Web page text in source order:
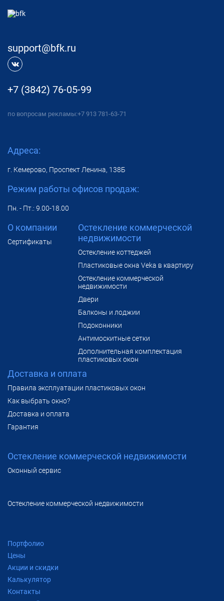
Адреса:
г. Кемерово, Проспект Ленина, 138Б
Режим работы офисов продаж:
Пн. - Пт.: 9.00-18.00
О компании
Сертификаты
Остекление коммерческой
недвижимости
Остекление коттеджей
Пластиковые окна Veka в квартиру
Остекление коммерческой
недвижимости
Двери
Балконы и лоджии
Подоконники
Антимоскитные сетки
Дополнительная комплектация
пластиковых окон
Доставка и оплата
Правила эксплуатации пластиковых окон
Как выбрать окно?
Доставка и оплата
Гарантия
Остекление коммерческой недвижимости
Оконный сервис
Остекление коммерческой недвижимости
support@bfk.ru
+7 (3842) 76-05-99
по вопросам рекламы:+7 913 781-63-71
Портфолио
Цены
Акции и скидки
Калькулятор
Контакты